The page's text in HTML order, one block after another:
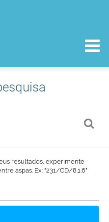
resultados, experimente
aspas. Ex: "231/CD/8.1.6"